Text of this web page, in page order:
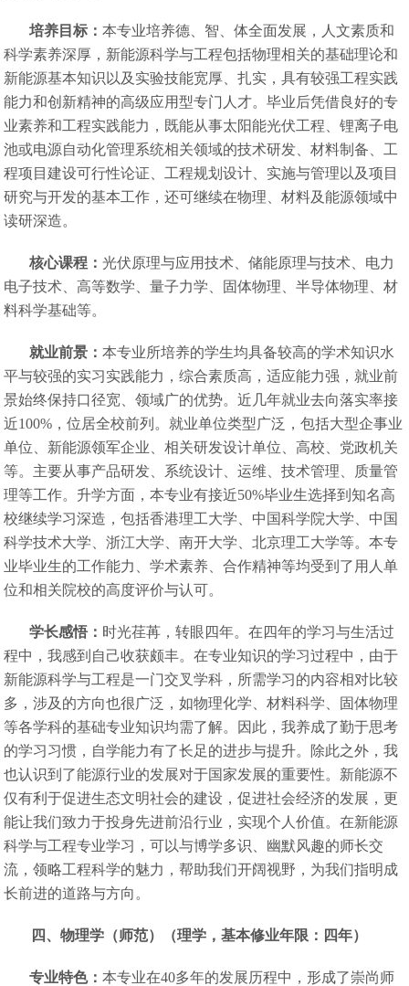
培养目标：本专业培养德、智、体全面发展，人文素质和
科学素养深厚，新能源科学与工程包括物理相关的基础理论和
新能源基本知识以及实验技能宽厚、扎实，具有较强工程实践
能力和创新精神的高级应用型专门人才。毕业后凭借良好的专
业素养和工程实践能力，既能从事太阳能光伏工程、锂离子电
池或电源自动化管理系统相关领域的技术研发、材料制备、工
程项目建设可行性论证、工程规划设计、实施与管理以及项目
研究与开发的基本工作，还可继续在物理、材料及能源领域中
读研深造。
核心课程：光伏原理与应用技术、储能原理与技术、电力
电子技术、高等数学、量子力学、固体物理、半导体物理、材
料科学基础等。
就业前景：本专业所培养的学生均具备较高的学术知识水
平与较强的实习实践能力，综合素质高，适应能力强，就业前
景始终保持口径宽、领域广的优势。近几年就业去向落实率接
近100%，位居全校前列。就业单位类型广泛，包括大型企事业
单位、新能源领军企业、相关研发设计单位、高校、党政机关
等。主要从事产品研发、系统设计、运维、技术管理、质量管
理等工作。升学方面，本专业有接近50%毕业生选择到知名高
校继续学习深造，包括香港理工大学、中国科学院大学、中国
科学技术大学、浙江大学、南开大学、北京理工大学等。本专
业毕业生的工作能力、学术素养、合作精神等均受到了用人单
位和相关院校的高度评价与认可。
学长感悟： 时光荏苒，转眼四年。在四年的学习与生活过
程中，我感到自己收获颇丰。在专业知识的学习过程中，由于
新能源科学与工程是一门交叉学科，所需学习的内容相对比较
多，涉及的方向也很广泛，如物理化学、材料科学、固体物理
等各学科的基础专业知识均需了解。因此，我养成了勤于思考
的学习习惯，自学能力有了长足的进步与提升。除此之外，我
也认识到了能源行业的发展对于国家发展的重要性。新能源不
仅有利于促进生态文明社会的建设，促进社会经济的发展，更
能让我们致力于投身先进前沿行业，实现个人价值。在新能源
科学与工程专业学习，可以与博学多识、幽默风趣的师长交
流，领略工程科学的魅力，帮助我们开阔视野，为我们指明成
长前进的道路与方向。
四、物理学（师范）（理学，基本修业年限：四年）
专业特色：本专业在40多年的发展历程中，形成了崇尚师